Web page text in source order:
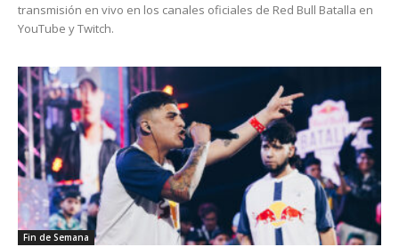
transmisión en vivo en los canales oficiales de Red Bull Batalla en
YouTube y Twitch.
Fin de Semana